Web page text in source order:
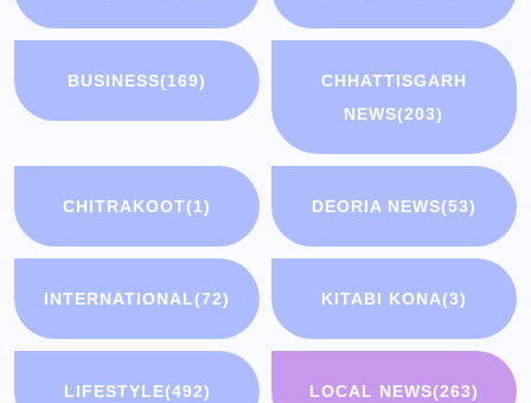
BUSINESS(169)
CHHATTISGARH
NEWS(203)
CHITRAKOOT(1) DEORIA NEWS(53)
INTERNATIONAL(72) KITABI KONA(3)
LIFESTYLE(492) LOCAL NEWS(263)